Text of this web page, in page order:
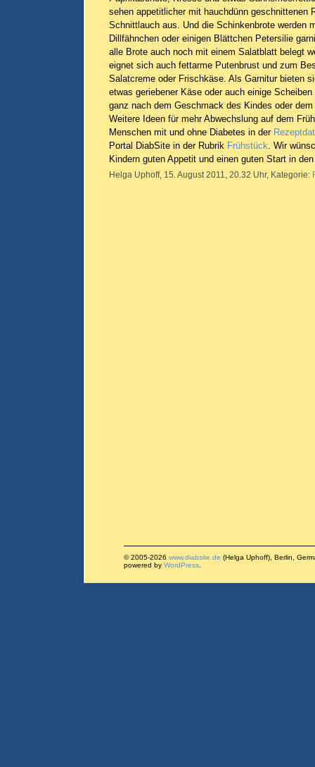
sehen appetitlicher mit hauchdünn geschnittenen
Schnittlauch aus. Und die Schinkenbrote werden
Dillfähnchen oder einigen Blättchen Petersilie
alle Brote auch noch mit einem Salatblatt belegt
eignet sich auch fettarme Putenbrust und zum
Salatcreme oder Frischkäse. Als Garnitur bieten
etwas geriebener Käse oder auch einige
ganz nach dem Geschmack des Kindes oder
Weitere Ideen für mehr Abwechslung auf dem
Menschen mit und ohne Diabetes in der
Portal DiabSite in der Rubrik Frühstück. Wir
Kindern guten Appetit und einen guten Start in
Helga Uphoff, 15. August 2011, 20.32 Uhr, Kategorie:
© 2005-2026 www.diabsite.de (Helga Uphoff), Berlin,
powered by WordPress.